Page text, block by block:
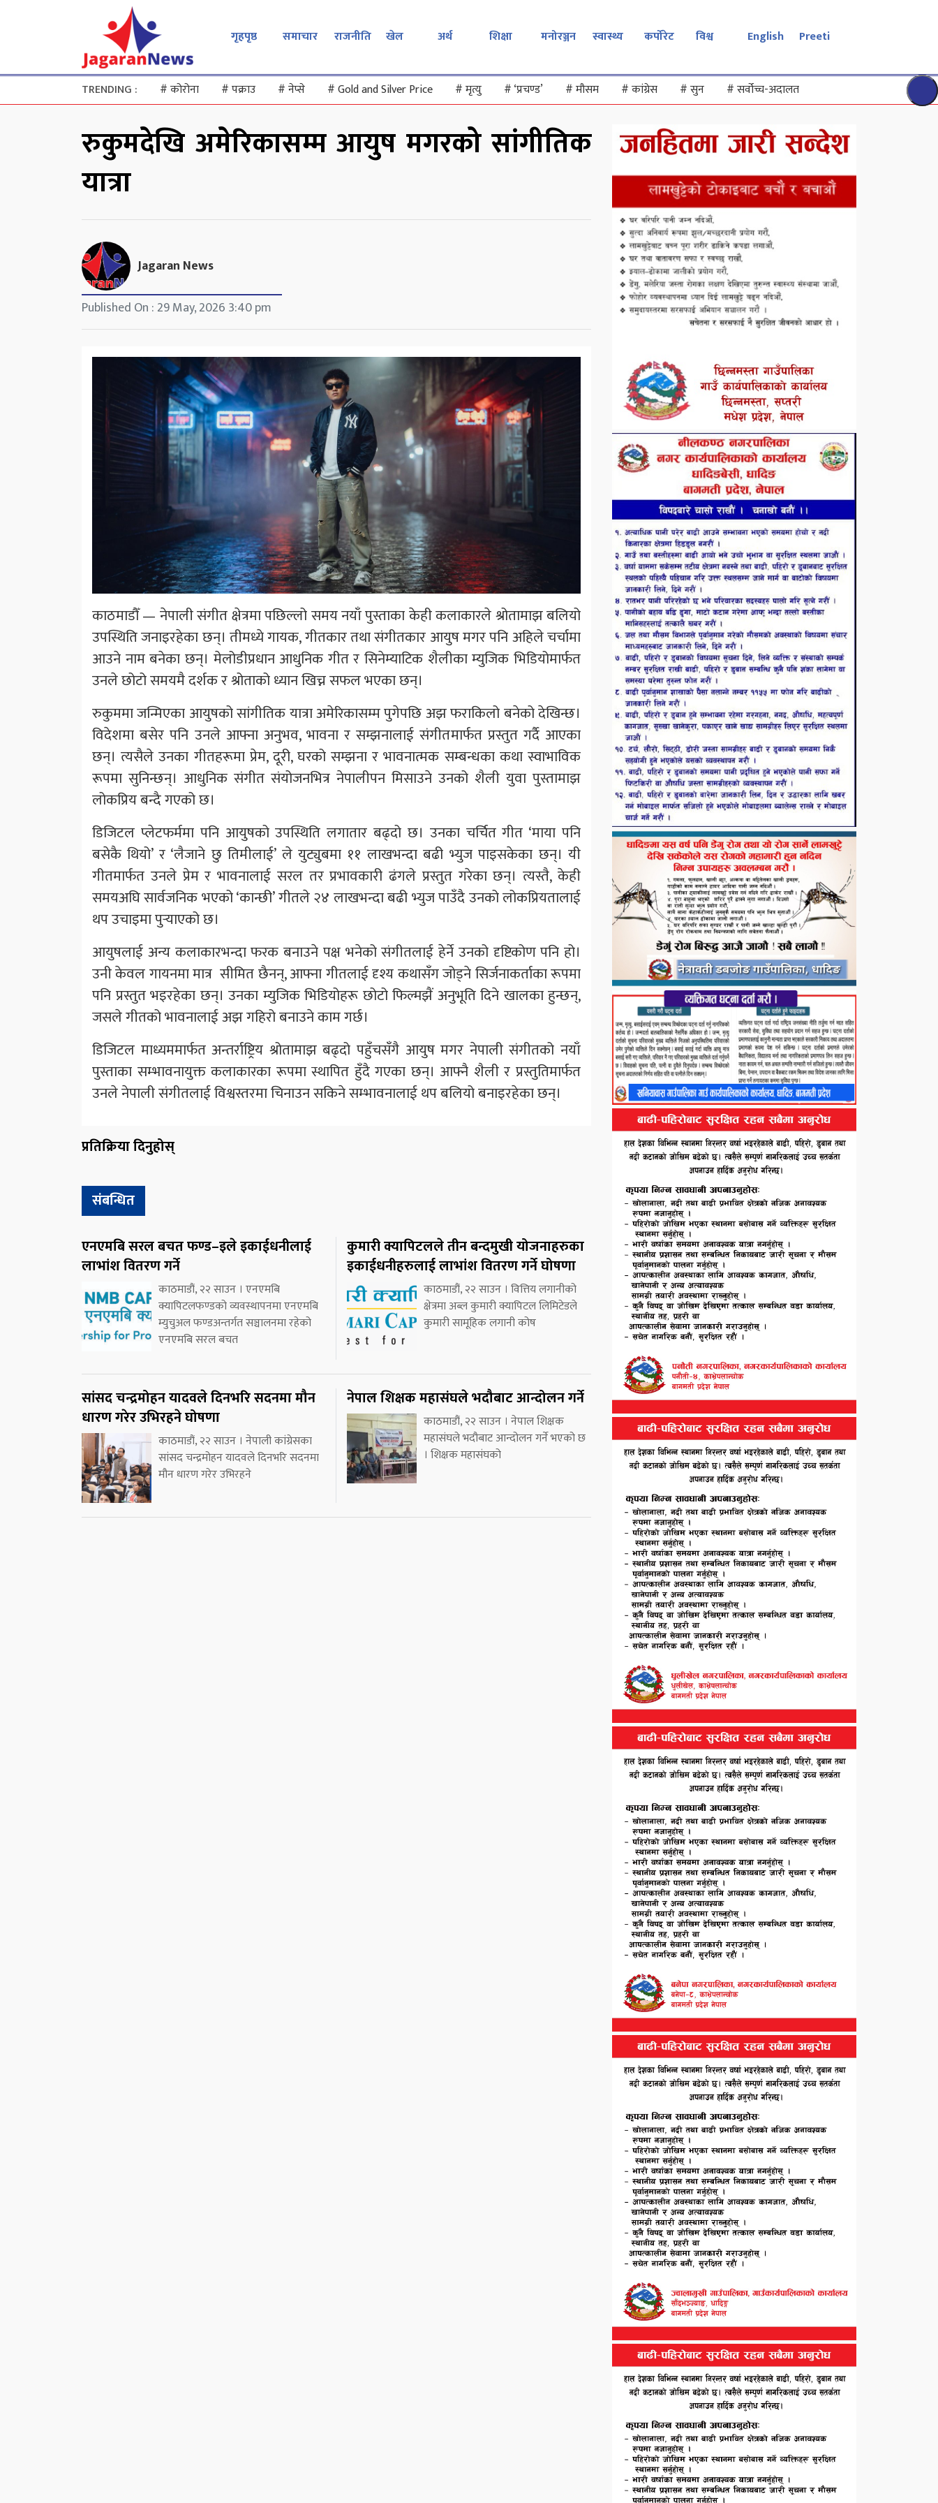
गृहपृष्ठ समाचार राजनीति खेल अर्थ शिक्षा मनोरञ्जन स्वास्थ्य कर्पोरेट विश्व English Preeti
TRENDING : #कोरोना #पक्राउ #नेप्से #Gold and Silver Price #मृत्यु #‘प्रचण्ड’ #मौसम #कांग्रेस #सुन #सर्वोच्च-अदालत
रुकुमदेखि अमेरिकासम्म आयुष मगरको सांगीतिक
यात्रा
Jagaran News
Published On : 29 May, 2026 3:40 pm
काठमाडौँ — नेपाली संगीत क्षेत्रमा पछिल्लो समय नयाँ पुस्ताका केही कलाकारले श्रोतामाझ बलियो
उपस्थिति जनाइरहेका छन्। तीमध्ये गायक, गीतकार तथा संगीतकार आयुष मगर पनि अहिले चर्चामा
आउने नाम बनेका छन्। मेलोडीप्रधान आधुनिक गीत र सिनेम्याटिक शैलीका म्युजिक भिडियोमार्फत
उनले छोटो समयमै दर्शक र श्रोताको ध्यान खिच्न सफल भएका छन्।
रुकुममा जन्मिएका आयुषको सांगीतिक यात्रा अमेरिकासम्म पुगेपछि अझ फराकिलो बनेको देखिन्छ।
विदेशमा बसेर पनि उनले आफ्ना अनुभव, भावना र सम्झनालाई संगीतमार्फत प्रस्तुत गर्दै आएका
छन्। त्यसैले उनका गीतहरूमा प्रेम, दूरी, घरको सम्झना र भावनात्मक सम्बन्धका कथा स्वाभाविक
रूपमा सुनिन्छन्। आधुनिक संगीत संयोजनभित्र नेपालीपन मिसाउने उनको शैली युवा पुस्तामाझ
लोकप्रिय बन्दै गएको छ।
डिजिटल प्लेटफर्ममा पनि आयुषको उपस्थिति लगातार बढ्दो छ। उनका चर्चित गीत ‘माया पनि
बसेकै थियो’ र ‘लैजाने छु तिमीलाई’ ले युट्युबमा ११ लाखभन्दा बढी भ्युज पाइसकेका छन्। यी
गीतमार्फत उनले प्रेम र भावनालाई सरल तर प्रभावकारी ढंगले प्रस्तुत गरेका छन्। त्यस्तै, केही
समयअघि सार्वजनिक भएको ‘कान्छी’ गीतले २४ लाखभन्दा बढी भ्युज पाउँदै उनको लोकप्रियतालाई
थप उचाइमा पुर्‍याएको छ।
आयुषलाई अन्य कलाकारभन्दा फरक बनाउने पक्ष भनेको संगीतलाई हेर्ने उनको दृष्टिकोण पनि हो।
उनी केवल गायनमा मात्र सीमित छैनन्, आफ्ना गीतलाई दृश्य कथासँग जोड्ने सिर्जनाकर्ताका रूपमा
पनि प्रस्तुत भइरहेका छन्। उनका म्युजिक भिडियोहरू छोटो फिल्मझैं अनुभूति दिने खालका हुन्छन्,
जसले गीतको भावनालाई अझ गहिरो बनाउने काम गर्छ।
डिजिटल माध्यममार्फत अन्तर्राष्ट्रिय श्रोतामाझ बढ्दो पहुँचसँगै आयुष मगर नेपाली संगीतको नयाँ
पुस्ताका सम्भावनायुक्त कलाकारका रूपमा स्थापित हुँदै गएका छन्। आफ्नै शैली र प्रस्तुतिमार्फत
उनले नेपाली संगीतलाई विश्वस्तरमा चिनाउन सकिने सम्भावनालाई थप बलियो बनाइरहेका छन्।
प्रतिक्रिया दिनुहोस्
संबन्धित
एनएमबि सरल बचत फण्ड–इले इकाईधनीलाई
लाभांश वितरण गर्ने
काठमाडौं, २२ साउन । एनएमबि
क्यापिटलफण्डको व्यवस्थापनमा एनएमबि
म्युचुअल फण्डअन्तर्गत सञ्चालनमा रहेको
एनएमबि सरल बचत
कुमारी क्यापिटलले तीन बन्दमुखी योजनाहरुका
इकाईधनीहरुलाई लाभांश वितरण गर्ने घोषणा
काठमाडौं, २२ साउन । वित्तिय लगानीको
क्षेत्रमा अब्ल कुमारी क्यापिटल लिमिटेडले
कुमारी सामूहिक लगानी कोष
सांसद चन्द्रमोहन यादवले दिनभरि सदनमा मौन
धारण गरेर उभिरहने घोषणा
काठमाडौं, २२ साउन । नेपाली कांग्रेसका
सांसद चन्द्रमोहन यादवले दिनभरि सदनमा
मौन धारण गरेर उभिरहने
नेपाल शिक्षक महासंघले भदौबाट आन्दोलन गर्ने
काठमाडौं, २२ साउन । नेपाल शिक्षक
महासंघले भदौबाट आन्दोलन गर्ने भएको छ
। शिक्षक महासंघको